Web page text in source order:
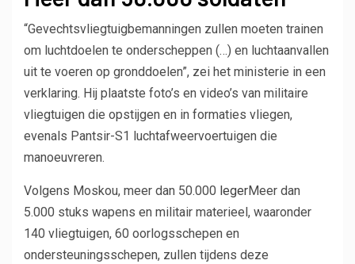
“Gevechtsvliegtuigbemanningen zullen moeten trainen
om luchtdoelen te onderscheppen (…) en luchtaanvallen
uit te voeren op gronddoelen”, zei het ministerie in een
verklaring. Hij plaatste foto’s en video’s van militaire
vliegtuigen die opstijgen en in formaties vliegen,
evenals Pantsir-S1 luchtafweervoertuigen die
manoeuvreren.
Volgens Moskou, meer dan 50.000 legerMeer dan
5.000 stuks wapens en militair materieel, waaronder
140 vliegtuigen, 60 oorlogsschepen en
ondersteuningsschepen, zullen tijdens deze